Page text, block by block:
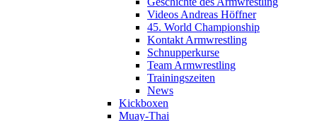
Videos Andreas Höffner
45. World Championship
Kontakt Armwrestling
Schnupperkurse
Team Armwrestling
Trainingszeiten
News
Kickboxen
Muay-Thai